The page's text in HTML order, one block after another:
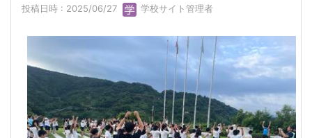
投稿日時 : 2025/06/27 学校サイト管理者